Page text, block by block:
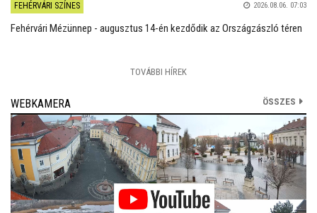
FEHÉRVÁRI SZÍNES 2026.08.06. 07:03
Fehérvári Mézünnep - augusztus 14-én kezdődik az Országzászló téren
TOVÁBBI HÍREK
WEBKAMERA ÖSSZES